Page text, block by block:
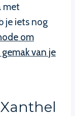
met
je iets nog
om
van je